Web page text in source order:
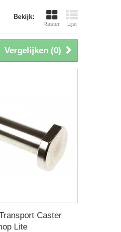
Bekijk:
Raster Lijst
Vergelijken (0)
Caster
Lite